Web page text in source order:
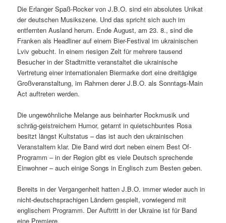
Die Erlanger Spaß-Rocker von J.B.O. sind ein absolutes Unikat
der deutschen Musikszene. Und das spricht sich auch im
entfernten Ausland herum. Ende August, am 23. 8., sind die
Franken als Headliner auf einem Bier-Festival im ukrainischen
Lviv gebucht. In einem riesigen Zelt für mehrere tausend
Besucher in der Stadtmitte veranstaltet die ukrainische
Vertretung einer internationalen Biermarke dort eine dreitägige
Großveranstaltung, im Rahmen derer J.B.O. als Sonntags-Main
Act auftreten werden.
Die ungewöhnliche Melange aus beinharter Rockmusik und
schräg-geistreichem Humor, getarnt in quietschbuntes Rosa
besitzt längst Kultstatus – das ist auch den ukrainischen
Veranstaltern klar. Die Band wird dort neben einem Best Of-
Programm – in der Region gibt es viele Deutsch sprechende
Einwohner – auch einige Songs in Englisch zum Besten geben.
Bereits in der Vergangenheit hatten J.B.O. immer wieder auch in
nicht-deutschsprachigen Ländern gespielt, vorwiegend mit
englischem Programm. Der Auftritt in der Ukraine ist für Band
eine Premiere.